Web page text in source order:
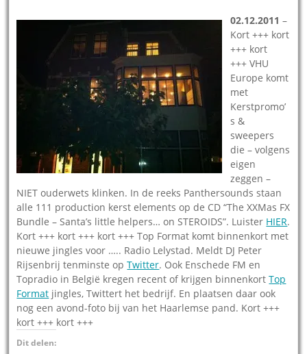
02.12.2011 –
Kort +++ kort
+++ kort
+++ VHU
Europe komt
met
Kerstpromo’
s &
sweepers
die – volgens
eigen
zeggen –
NIET ouderwets klinken. In de reeks Panthersounds staan
alle 111 production kerst elements op de CD “The XXMas FX
Bundle – Santa’s little helpers… on STEROIDS”. Luister HIER.
Kort +++ kort +++ kort +++ Top Format komt binnenkort met
nieuwe jingles voor ….. Radio Lelystad. Meldt DJ Peter
Rijsenbrij tenminste opTwitter. Ook Enschede FM en
Topradio in België kregen recent of krijgen binnenkortTop
Format jingles, Twittert het bedrijf. En plaatsen daar ook
nog een avond-foto bij van het Haarlemse pand. Kort +++
kort +++ kort +++
Dit delen: